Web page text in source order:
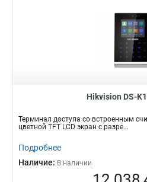
Hikvision DS-
Терминал доступа со встроенным
цветной TFT LCD экран с разре...
Подробнее
Наличие: В наличии